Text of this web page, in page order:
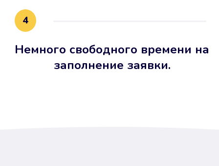
4
Немного свободного времени на
заполнение заявки.